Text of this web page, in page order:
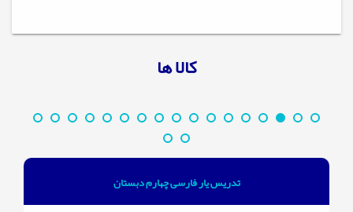
کالا ها
تدریس‌ یار فارسی چهارم دبستان